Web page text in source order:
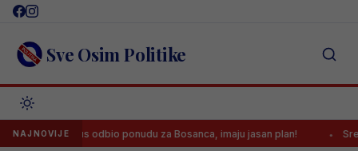
Skip
content Sve Osim Politike
NAJNOVIJE
Juventus odbio ponudu za Bosanca, imaju jasan plan! Sreća je